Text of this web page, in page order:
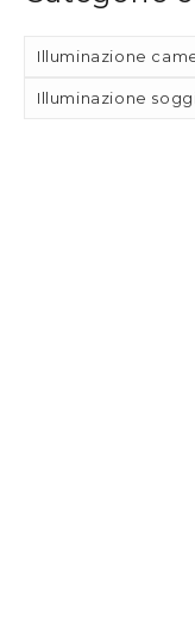
Illuminazione
Illuminazione